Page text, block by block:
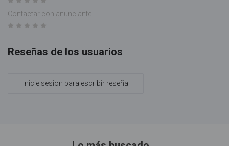
Contactar con anunciante
Reseñas de los usuarios
Inicie sesion para escribir reseña